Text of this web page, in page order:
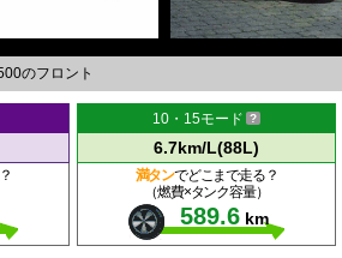
のフロント
10・15モード
6.7km/L(88L)
満タンでどこまで走る？
（燃費×タンク容量）
589.6 km